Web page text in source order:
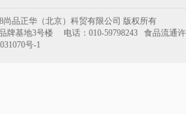
尚品正华（北京）科贸有限公司 版权所有
牌基地3号楼 电话：010-59798243 食品流通
号-1